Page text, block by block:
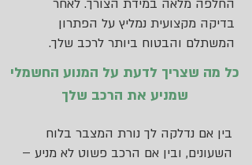
החלפה מלאה במידת הצורך. לאחר
בדיקה מקצועית נמליץ על הפתרון
המשתלם והבטוח ביותר לרכב שלך.
כל מה שצריך לדעת על המנוע החשמלי
שמניע את הרכב שלך
בין אם נדלקה לך נורת המצבר בלוח
השעונים, ובין אם הרכב פשוט לא מניע –